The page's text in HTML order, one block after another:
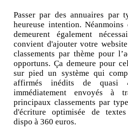
Passer par des annuaires par
heureuse intention.
demeurent également
convient d'ajouter votre
classements par thème pour
opportuns. Ça demeure pour
sur pied un système qui
affirmés inédits de quasi
immédiatement envoyés à
principaux classements par
d'écriture optimisée de textes
dispo à 360 euros.